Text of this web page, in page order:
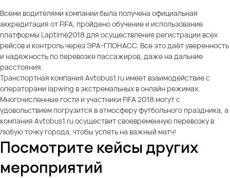
Всеми водителями компании была получена официальная
аккредитация от FIFA, пройдено обучение и использование
платформы Laptime2018 для осуществления регистрации всех
рейсов и контроль через ЭРА-ГЛОНАСС. Все это даёт уверенность
и надежность по перевозке пассажиров, даже на дальние
расстояния.
Транспортная компания Avtobus1.ru имеет взаимодействие с
операторами lapwing в экстремальных в онлайн режимах.
Многочисленные гости и участники FIFA 2018 могут с
удовольствием погрузится в атмосферу футбольного праздника, а
компания Avtobus1.ru осуществит своевременную перевозку в
любую точку города, чтобы успеть на важный матч!
Посмотрите кейсы других
мероприятий